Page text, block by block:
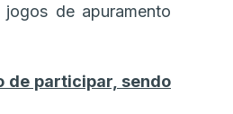
de apuramento
de participar, sendo